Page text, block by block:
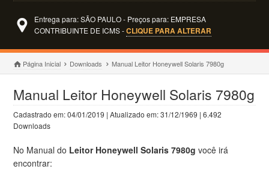
Entrega para: SÃO PAULO - Preços para: EMPRESA
CONTRIBUINTE DE ICMS -CLIQUE PARA ALTERAR
Página Inicial Downloads Manual Leitor Honeywell Solaris 7980g
Manual Leitor Honeywell Solaris 7980g
Cadastrado em: 04/01/2019 | Atualizado em: 31/12/1969 | 6.492
Downloads
No Manual do Leitor Honeywell Solaris 7980g você irá
encontrar: